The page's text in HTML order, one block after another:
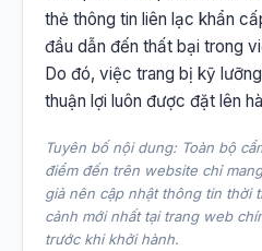
thẻ thông tin liên lạc khẩn
đầu dẫn đến thất bại trong
Do đó, việc trang bị kỹ
thuận lợi luôn được đặt lên
Tuyên bố nội dung: Toàn bộ
điểm đến trên website chỉ
giả nên cập nhật thông tin thời
cảnh mới nhất tại trang web
trước khi khởi hành.